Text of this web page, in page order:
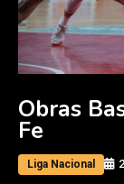
Obras
Fe
Liga Nacional